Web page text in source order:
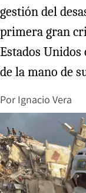
gestión del
primera gran
Estados
de la mano de
Por Ignacio Vera